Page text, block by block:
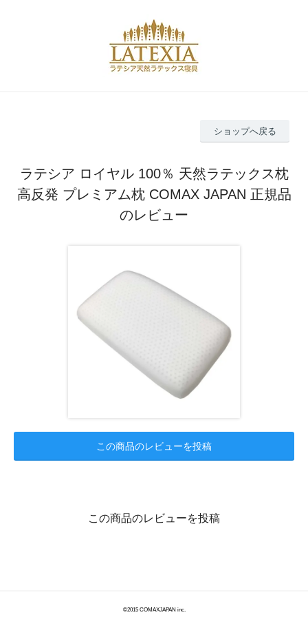
ショップへ戻る
ラテシア ロイヤル 100％ 天然ラテックス枕
高反発 プレミアム枕 COMAX JAPAN 正規品
のレビュー
この商品のレビューを投稿
この商品のレビューを投稿
©2015 COMAXJAPAN inc.